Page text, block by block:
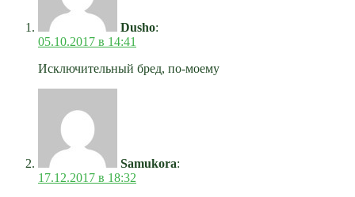
Dusho:
05.10.2017 в 14:41
Исключительный бред, по-моему
Samukora:
17.12.2017 в 18:32